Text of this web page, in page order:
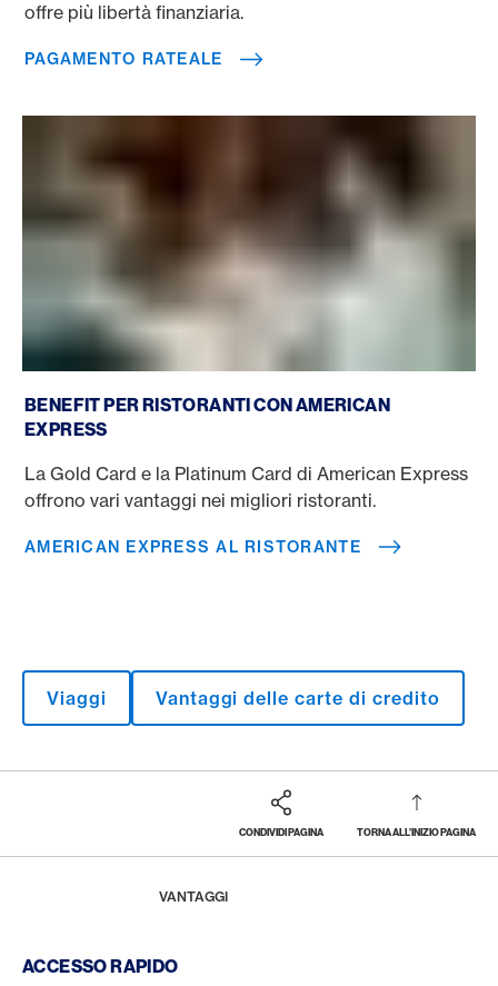
offre più libertà finanziaria.
PAGAMENTO RATEALE
BENEFIT PER RISTORANTI CON AMERICAN
EXPRESS
La Gold Card e la Platinum Card di American Express
offrono vari vantaggi nei migliori ristoranti.
AMERICAN EXPRESS AL RISTORANTE
Viaggi Vantaggi delle carte di credito
CONDIVIDI PAGINA TORNA ALL'INIZIO PAGINA
Footer
VANTAGGI
Footer Navigation
ACCESSO RAPIDO